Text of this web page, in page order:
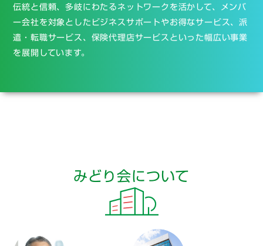
伝統と信頼、多岐にわたるネットワークを活かして、メンバ
ー会社を対象としたビジネスサポートやお得なサービス、派
遣・転職サービス、保険代理店サービスといった幅広い事業
を展開しています。
みどり会について